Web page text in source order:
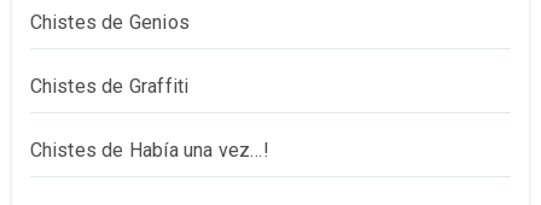
Chistes de Genios
Chistes de Graffiti
Chistes de Había una vez…!